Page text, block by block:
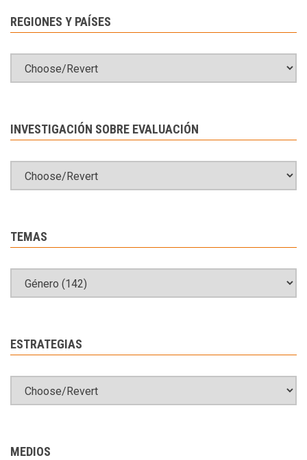
REGIONES Y PAÍSES
INVESTIGACIÓN SOBRE EVALUACIÓN
TEMAS
ESTRATEGIAS
MEDIOS